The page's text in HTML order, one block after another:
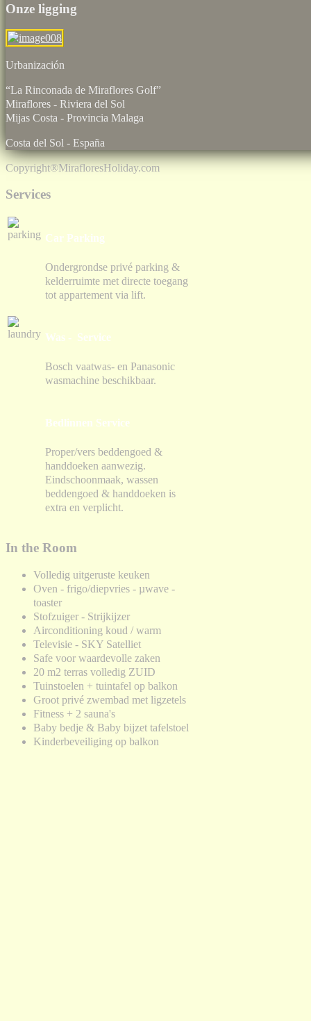
Onze ligging
“La Rinconada de Miraflores Golf”
Miraflores - Riviera del Sol
Mijas Costa - Provincia Malaga
Costa del Sol - España
Copyright®MirafloresHoliday.com
Services
Car Parking
Ondergrondse privé parking &
kelderruimte met directe toegang
tot appartement via lift.
Was - Service
Bosch vaatwas- en Panasonic
wasmachine beschikbaar.
Bedlinnen Service
Proper/vers beddengoed &
handdoeken aanwezig.
Eindschoonmaak, wassen
beddengoed & handdoeken is
extra en verplicht.
In the Room
Volledig uitgeruste keuken
Oven - frigo/diepvries - µwave -
toaster
Stofzuiger - Strijkijzer
Airconditioning koud / warm
Televisie - SKY Satelliet
Safe voor waardevolle zaken
20 m2 terras volledig ZUID
Tuinstoelen + tuintafel op balkon
Groot privé zwembad met ligzetels
Fitness + 2 sauna's
Baby bedje & Baby bijzet tafelstoel
Kinderbeveiliging op balkon